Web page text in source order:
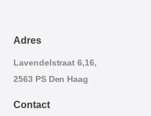
Adres
Lavendelstraat 6,16,
2563 PS Den Haag
Contact